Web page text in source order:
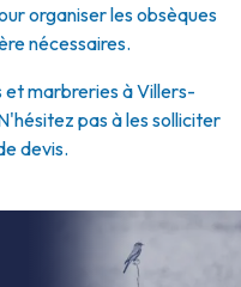
organiser les obsèques
nécessaires.
et marbreries à Villers-
pas à les solliciter
devis.